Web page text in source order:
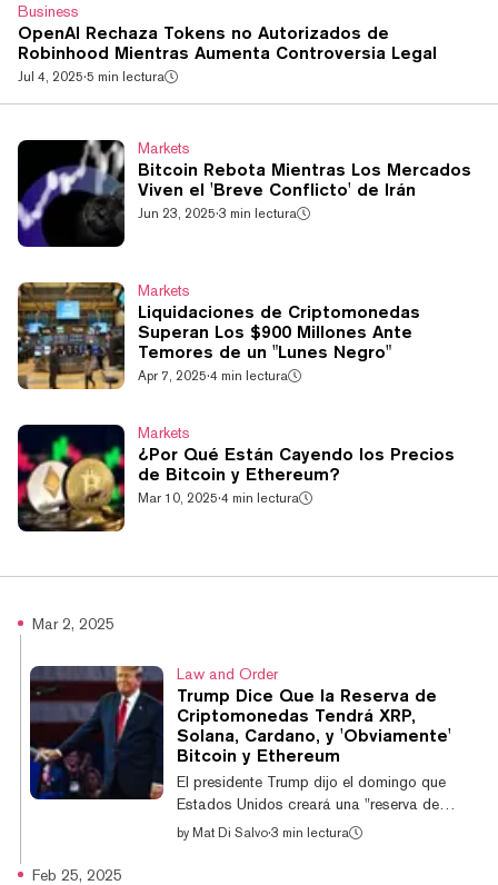
Business
OpenAI Rechaza Tokens no Autorizados de
Robinhood Mientras Aumenta Controversia Legal
Jul 4, 2025·5 min lectura
Markets
Bitcoin Rebota Mientras Los Mercados
Viven el 'Breve Conflicto' de Irán
Jun 23, 2025·3 min lectura
Markets
Liquidaciones de Criptomonedas
Superan Los $900 Millones Ante
Temores de un "Lunes Negro"
Apr 7, 2025·4 min lectura
Markets
¿Por Qué Están Cayendo los Precios
de Bitcoin y Ethereum?
Mar 10, 2025·4 min lectura
Mar 2, 2025
Law and Order
Trump Dice Que la Reserva de
Criptomonedas Tendrá XRP,
Solana, Cardano, y 'Obviamente'
Bitcoin y Ethereum
El presidente Trump dijo el domingo que
Estados Unidos creará una "reserva de
criptomonedas" que incluirá los activos
by Mat Di Salvo·3 min lectura
Feb 25, 2025